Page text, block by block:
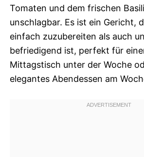
Tomaten und dem frischen
unschlagbar. Es ist ein Gericht,
einfach zuzubereiten als auch
befriedigend ist, perfekt für
Mittagstisch unter der Woche
elegantes Abendessen am